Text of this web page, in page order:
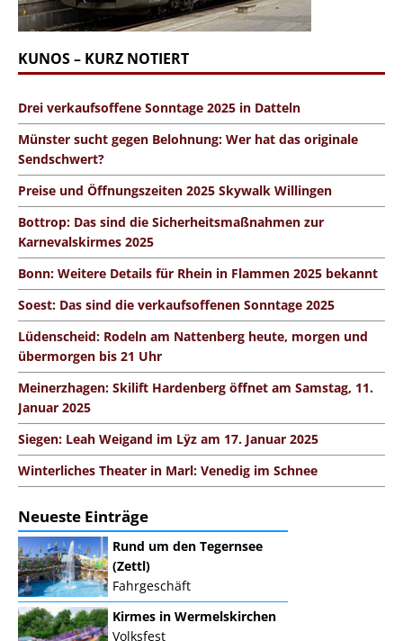
KUNOS – KURZ NOTIERT
Drei verkaufsoffene Sonntage 2025 in Datteln
Münster sucht gegen Belohnung: Wer hat das originale
Sendschwert?
Preise und Öffnungszeiten 2025 Skywalk Willingen
Bottrop: Das sind die Sicherheitsmaßnahmen zur
Karnevalskirmes 2025
Bonn: Weitere Details für Rhein in Flammen 2025 bekannt
Soest: Das sind die verkaufsoffenen Sonntage 2025
Lüdenscheid: Rodeln am Nattenberg heute, morgen und
übermorgen bis 21 Uhr
Meinerzhagen: Skilift Hardenberg öffnet am Samstag, 11.
Januar 2025
Siegen: Leah Weigand im Lÿz am 17. Januar 2025
Winterliches Theater in Marl: Venedig im Schnee
Neueste Einträge
Rund um den Tegernsee
(Zettl)
Fahrgeschäft
Kirmes in Wermelskirchen
Volksfest